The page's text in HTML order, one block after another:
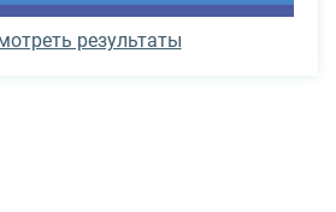
результаты